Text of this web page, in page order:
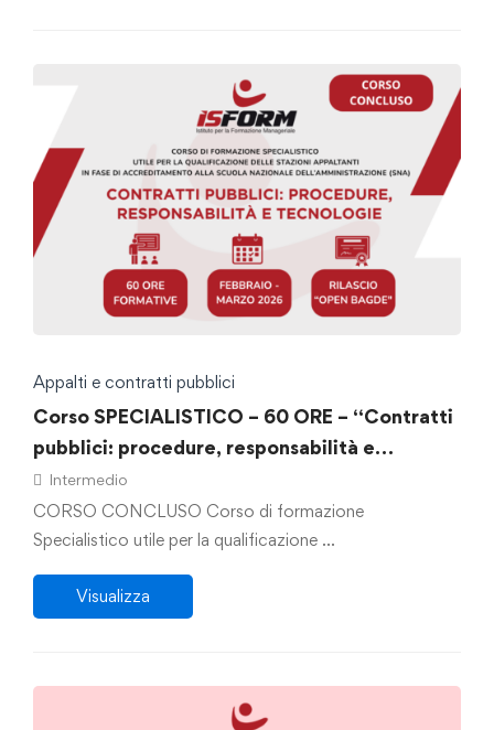
Appalti e contratti pubblici
Corso SPECIALISTICO – 60 ORE – “Contratti
pubblici: procedure, responsabilità e
tecnologie”
Intermedio
CORSO CONCLUSO Corso di formazione
Specialistico utile per la qualificazione …
Visualizza